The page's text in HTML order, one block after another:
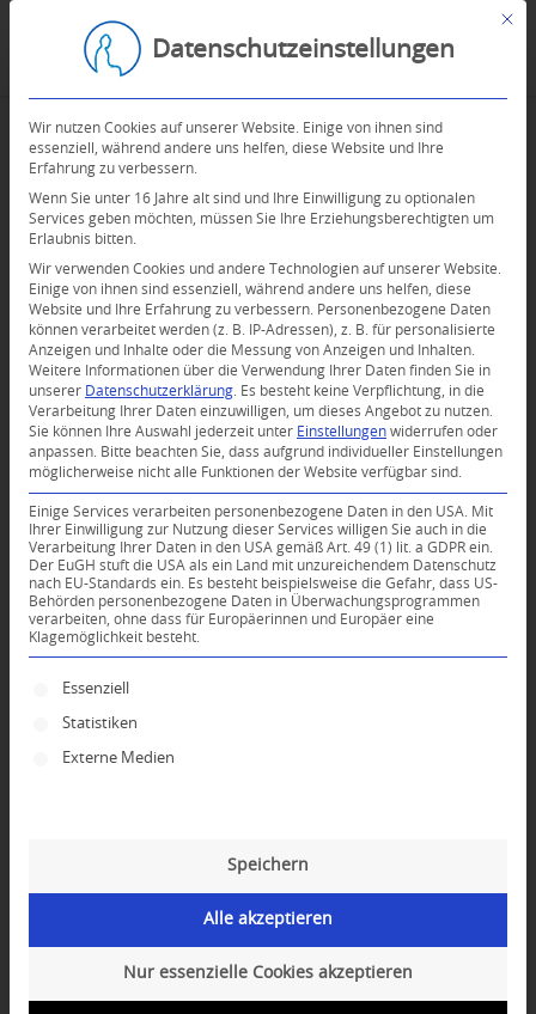
0
KOMMENTARE
Dein Kommentar
An Diskussion beteiligen?
Hinterlassen Sie uns Ihren Kommentar!
Mit
Datenschutzeinstellungen
Wir nutzen Cookies auf unserer Website. Einige von ihnen sind
essenziell, während andere uns helfen, diese Website und Ihre
Erfahrung zu verbessern.
Wenn Sie unter 16 Jahre alt sind und Ihre Einwilligung zu optionalen
Services geben möchten, müssen Sie Ihre Erziehungsberechtigten um
Erlaubnis bitten.
Wir verwenden Cookies und andere Technologien auf unserer Website.
Einige von ihnen sind essenziell, während andere uns helfen, diese
Website und Ihre Erfahrung zu verbessern.
Personenbezogene Daten
können verarbeitet werden (z. B. IP-Adressen), z. B. für personalisierte
Anzeigen und Inhalte oder die Messung von Anzeigen und Inhalten.
Weitere Informationen über die Verwendung Ihrer Daten finden Sie in
unserer Datenschutzerklärung
Es besteht keine Verpflichtung, in die
Verarbeitung Ihrer Daten einzuwilligen, um dieses Angebot zu nutzen.
Sie können Ihre Auswahl jederzeit unter Einstellungen widerrufen oder
anpassen.
Bitte beachten Sie, dass aufgrund individueller Einstellungen
möglicherweise nicht alle Funktionen der Website verfügbar sind.
Einige Services verarbeiten personenbezogene Daten in den USA. Mit
Ihrer Einwilligung zur Nutzung dieser Services willigen Sie auch in die
Verarbeitung Ihrer Daten in den USA gemäß Art. 49 (1) lit. a GDPR ein.
Der EuGH stuft die USA als ein Land mit unzureichendem Datenschutz
nach EU-Standards ein. Es besteht beispielsweise die Gefahr, dass US-
Behörden personenbezogene Daten in Überwachungsprogrammen
verarbeiten, ohne dass für Europäerinnen und Europäer eine
Klagemöglichkeit besteht.
Es folgt eine Liste der Service-Gruppen, für die
Essenziell
Statistiken
Externe Medien
Speichern
Alle akzeptieren
Nur essenzielle Cookies akzeptieren